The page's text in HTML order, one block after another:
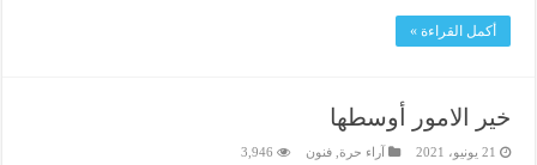
أكمل القراءة »
خير الامور أوسطها
21 يونيو، 2021 آراء حرة,فنون 3,946